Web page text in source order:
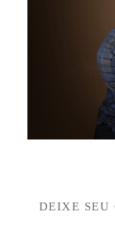
DEIXE SEU